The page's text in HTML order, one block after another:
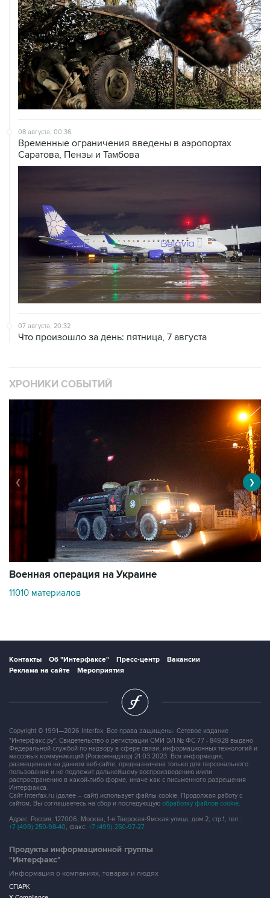
08 августа, 00:36
Временные ограничения введены в аэропортах
Саратова, Пензы и Тамбова
07 августа, 20:32
Что произошло за день: пятница, 7 августа
ХРОНИКИ СОБЫТИЙ
Военная операция на Украине
11010 материалов
❮ ❯
Контакты Об "Интерфаксе" Пресс-центр
Вакансии
Реклама на сайте
Мероприятия
Copyright © 1991—2026 Interfax. Все права защищены. Сетевое издание
"Интерфакс.ру". Свидетельство о регистрации СМИ ЭЛ № ФС 77 - 84928 выдано
Федеральной службой по надзору в сфере связи, информационных технологий и
массовых коммуникаций (Роскомнадзор) 21.03.2023. Вся информация,
размещенная на данном веб-сайте, предназначена только для персонального
пользования и не подлежит дальнейшему воспроизведению и/или
распространению в какой-либо форме, иначе как с письменного разрешения
Интерфакса.
Сайт Interfax.ru (далее – сайт) использует файлы cookie. Продолжая работу с
сайтом, Вы соглашаетесь на сбор и последующую обработку файлов cookie.
Адрес: Россия, 127006, Москва, 1-я Тверская-Ямская улица, дом 2, стр.1, тел.:
+7 (499) 250-98-40, факс: +7 (499) 250-97-27
Продукты информационной группы
"Интерфакс"
Информация о компаниях, товарах и людях
СПАРК